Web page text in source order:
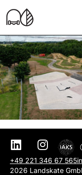
+49 221 346 67 565
2026 Landskate